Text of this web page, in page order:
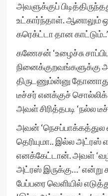
அவளுக்குப்
உட்கார்ந்தாள். ஆனாலும்
கரெக்ட்டா தான
கணேசன் ‘உழைச்சு
நினைக்குறவங்களுக்கு
திருடணும்ன்னு
டீச்சர் எனக்குச்
அவள் சிரித்தபடி ‘நல்ல
அவன் ‘நெசப்பாக்கத்துல
தெரியுமா.. இல்ல அட்ரஸ்
எனக்கேட்டான். அவள்
அட்ரஸ் இருக்கு…’ என்று
பேப்பரை வெளியில்